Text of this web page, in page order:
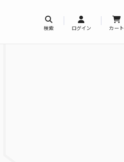
検索 ログイン カート